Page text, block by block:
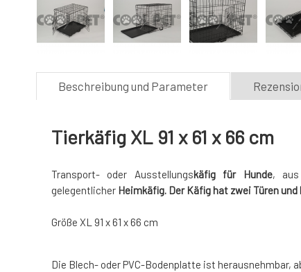
Beschreibung und Parameter
Tierkäfig XL 91 x 61 x 66 cm
Transport- oder Ausstellungskäfig für Hunde, aus
gelegentlicher Heimkäfig. Der Käfig hat zwei Türen
Größe XL 91 x 61 x 66 cm
Die Blech- oder PVC-Bodenplatte ist herausnehmbar,